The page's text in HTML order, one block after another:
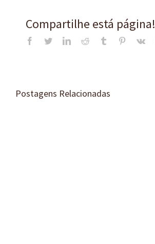
Compartilhe está página!
Facebook
TwitterLinkedInReddit Tumblr Pinterest
Vk
Postagens Relacionadas